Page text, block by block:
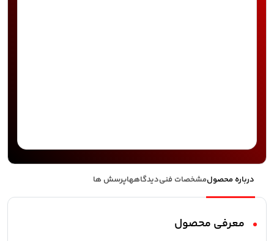
درباره محصولمشخصات فنیدیدگاههاپرسش ها
معرفی محصول